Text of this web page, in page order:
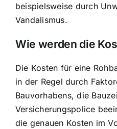
beispielsweise durch
Vandalismus.
Wie werden die
Die Kosten für eine
in der Regel durch
Bauvorhabens, die
Versicherungspolice
die genauen Kosten im